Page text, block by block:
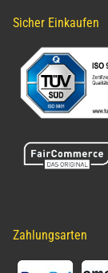
Sicher Einkaufen
Zahlungsarten